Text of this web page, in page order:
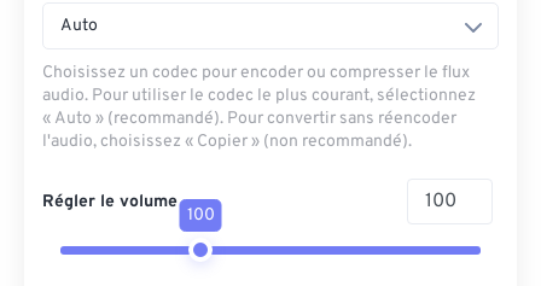
Auto
Choisissez un codec pour encoder ou compresser le flux
audio. Pour utiliser le codec le plus courant, sélectionnez
« Auto » (recommandé). Pour convertir sans réencoder
l'audio, choisissez « Copier » (non recommandé).
Régler le volume
100